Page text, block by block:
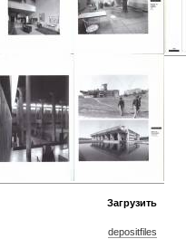
Загрузить
depositfiles